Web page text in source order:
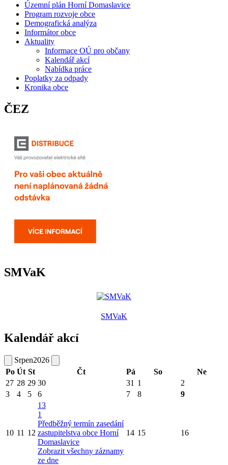
Územní plán Horní Domaslavice
Program rozvoje obce
Demografická analýza
Informátor obce
Aktuality
Informace OÚ pro občany
Kalendář akcí
Nabídka práce
Poplatky za odpady
Kronika obce
ČEZ
SMVaK
SMVaK
Kalendář akcí
Srpen2026
Po Út St Čt Pá So
Ne
27 28 29 30 31 1
2
3
4 5 6 7 8 9
10 11 12
13
1
Předběžný termín zasedání
zastupitelstva obce Horní
Domaslavice
Zobrazit všechny záznamy
ze dne
14 15 16